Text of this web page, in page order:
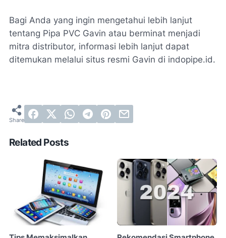
Bagi Anda yang ingin mengetahui lebih lanjut
tentang Pipa PVC Gavin atau berminat menjadi
mitra distributor, informasi lebih lanjut dapat
ditemukan melalui situs resmi Gavin di indopipe.id.
Related Posts